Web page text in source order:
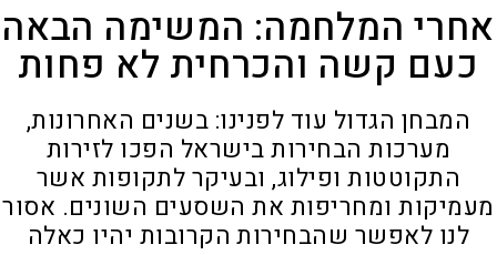
אחרי המלחמה: המשימה הבאה
כעם קשה והכרחית לא פחות
המבחן הגדול עוד לפנינו: בשנים האחרונות,
מערכות הבחירות בישראל הפכו לזירות
התקוטטות ופילוג, ובעיקר לתקופות אשר
מעמיקות ומחריפות את השסעים השונים. אסור
לנו לאפשר שהבחירות הקרובות יהיו כאלה